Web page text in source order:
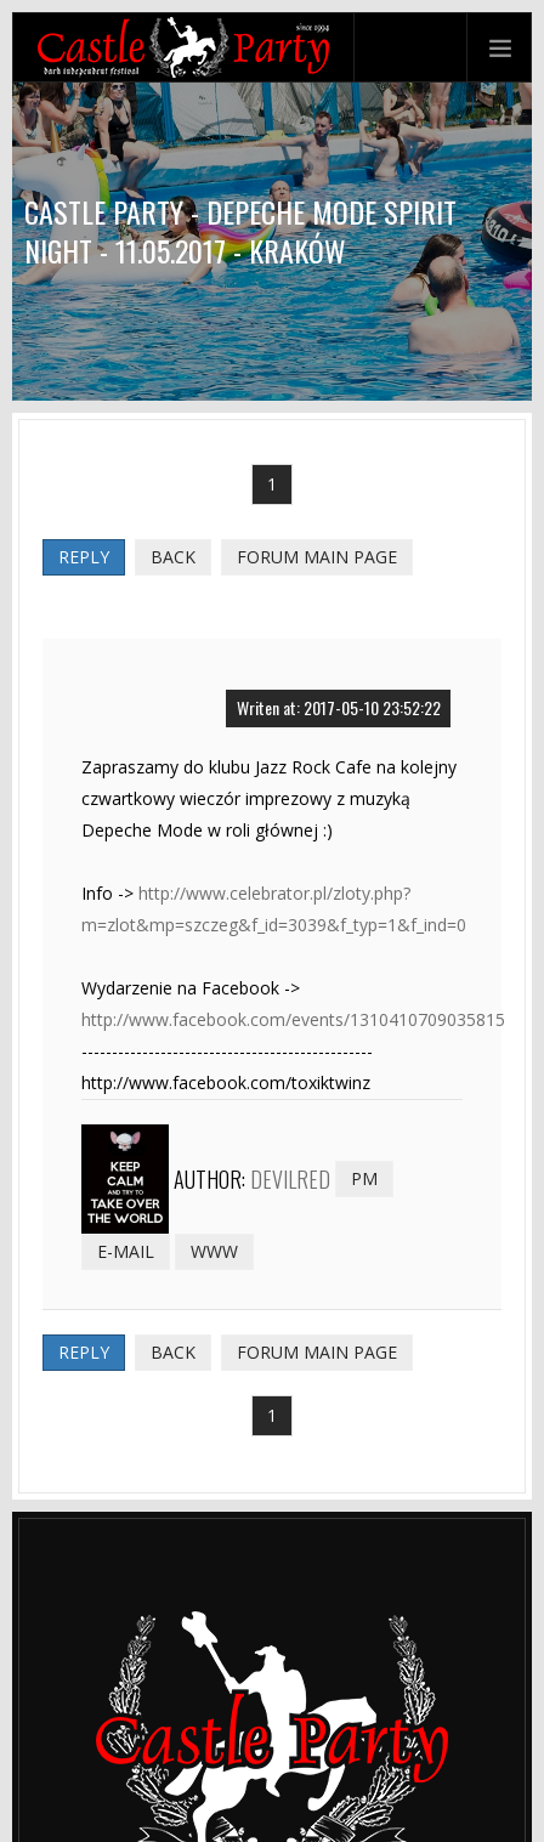
CASTLE PARTY - DEPECHE MODE SPIRIT
NIGHT - 11.05.2017 - KRAKÓW
1
REPLY BACK FORUM MAIN PAGE
Writen at: 2017-05-10 23:52:22
Zapraszamy do klubu Jazz Rock Cafe na kolejny
czwartkowy wieczór imprezowy z muzyką
Depeche Mode w roli głównej :)
Info -> http://www.celebrator.pl/zloty.php?
m=zlot&mp=szczeg&f_id=3039&f_typ=1&f_ind=0
Wydarzenie na Facebook ->
http://www.facebook.com/events/1310410709035815
------------------------------------------------
http://www.facebook.com/toxiktwinz
AUTHOR: DEVILRED PM
E-MAIL WWW
REPLY BACK FORUM MAIN PAGE
1